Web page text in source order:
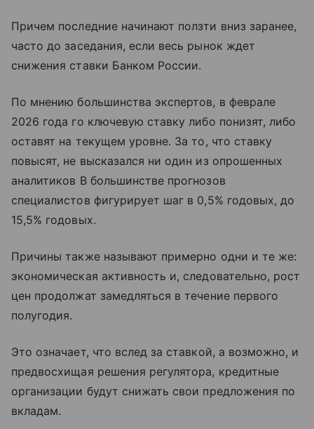
Причем последние начинают ползти вниз заранее,
часто до заседания, если весь рынок ждет
снижения ставки Банком России.
По мнению большинства экспертов, в феврале
2026 года го ключевую ставку либо понизят, либо
оставят на текущем уровне. За то, что ставку
повысят, не высказался ни один из опрошенных
аналитиков В большинстве прогнозов
специалистов фигурирует шаг в 0,5% годовых, до
15,5% годовых.
Причины также называют примерно одни и те же:
экономическая активность и, следовательно, рост
цен продолжат замедляться в течение первого
полугодия.
Это означает, что вслед за ставкой, а возможно, и
предвосхищая решения регулятора, кредитные
организации будут снижать свои предложения по
вкладам.